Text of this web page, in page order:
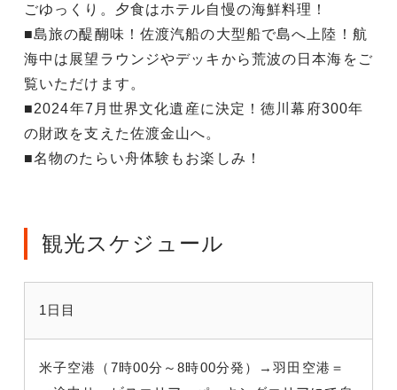
ごゆっくり。夕食はホテル自慢の海鮮料理！
■島旅の醍醐味！佐渡汽船の大型船で島へ上陸！航
海中は展望ラウンジやデッキから荒波の日本海をご
覧いただけます。
■2024年7月世界文化遺産に決定！徳川幕府300年
の財政を支えた佐渡金山へ。
■名物のたらい舟体験もお楽しみ！
観光スケジュール
1日目
米子空港（7時00分～8時00分発）→羽田空港＝